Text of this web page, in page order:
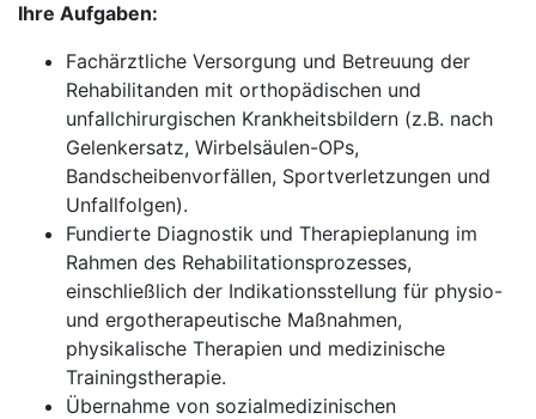
Ihre Aufgaben:
Fachärztliche Versorgung und Betreuung der
Rehabilitanden mit orthopädischen und
unfallchirurgischen Krankheitsbildern (z.B. nach
Gelenkersatz, Wirbelsäulen-OPs,
Bandscheibenvorfällen, Sportverletzungen und
Unfallfolgen).
Fundierte Diagnostik und Therapieplanung im
Rahmen des Rehabilitationsprozesses,
einschließlich der Indikationsstellung für physio-
und ergotherapeutische Maßnahmen,
physikalische Therapien und medizinische
Trainingstherapie.
Übernahme von sozialmedizinischen